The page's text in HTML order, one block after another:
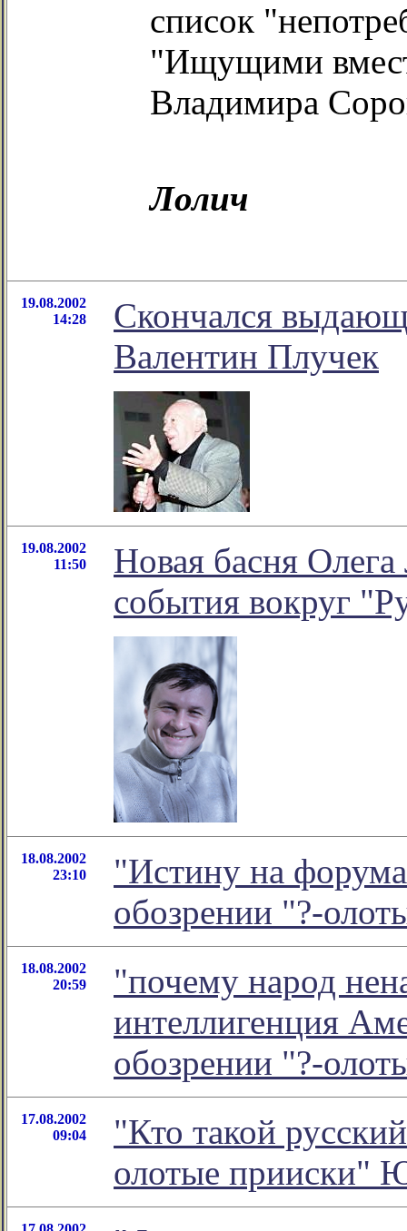
список
"Ищущими
Владимира
Лолич
19.08.2002
14:28
Скончался
Валентин Плучек
19.08.2002
11:50
Новая басня
события вокруг
18.08.2002
23:10
"Истину на
обозрении "?-
18.08.2002
20:59
"почему народ
интеллигенция
обозрении "?-
17.08.2002
09:04
"Кто такой
олотые прииски"